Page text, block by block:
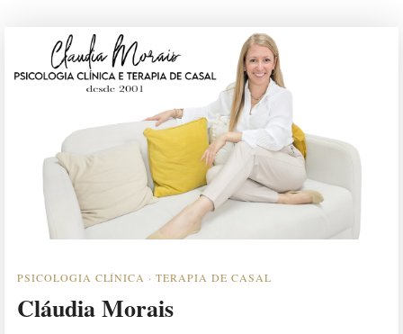
PSICOLOGIA CLÍNICA · TERAPIA DE CASAL
Cláudia Morais